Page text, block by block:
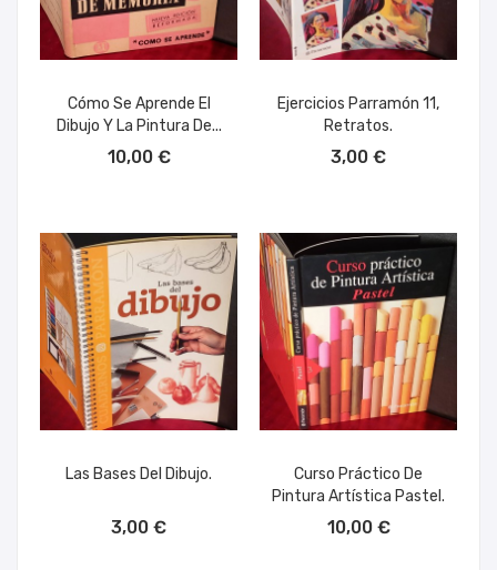
Cómo Se Aprende El
Dibujo Y La Pintura De...
10,00 €
Ejercicios Parramón 11,
Retratos.
3,00 €
Las Bases Del Dibujo.
3,00 €
Curso Práctico De
Pintura Artística Pastel.
10,00 €